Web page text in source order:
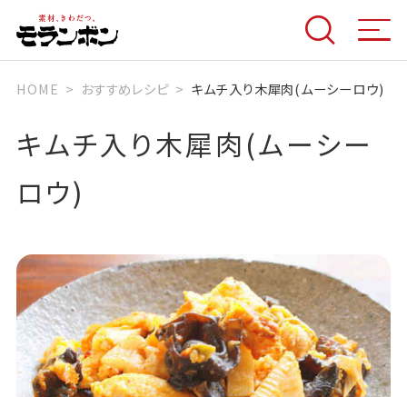
HOME おすすめレシピ キムチ入り木犀肉(ムーシーロウ)
キムチ入り木犀肉(ムーシー
ロウ)